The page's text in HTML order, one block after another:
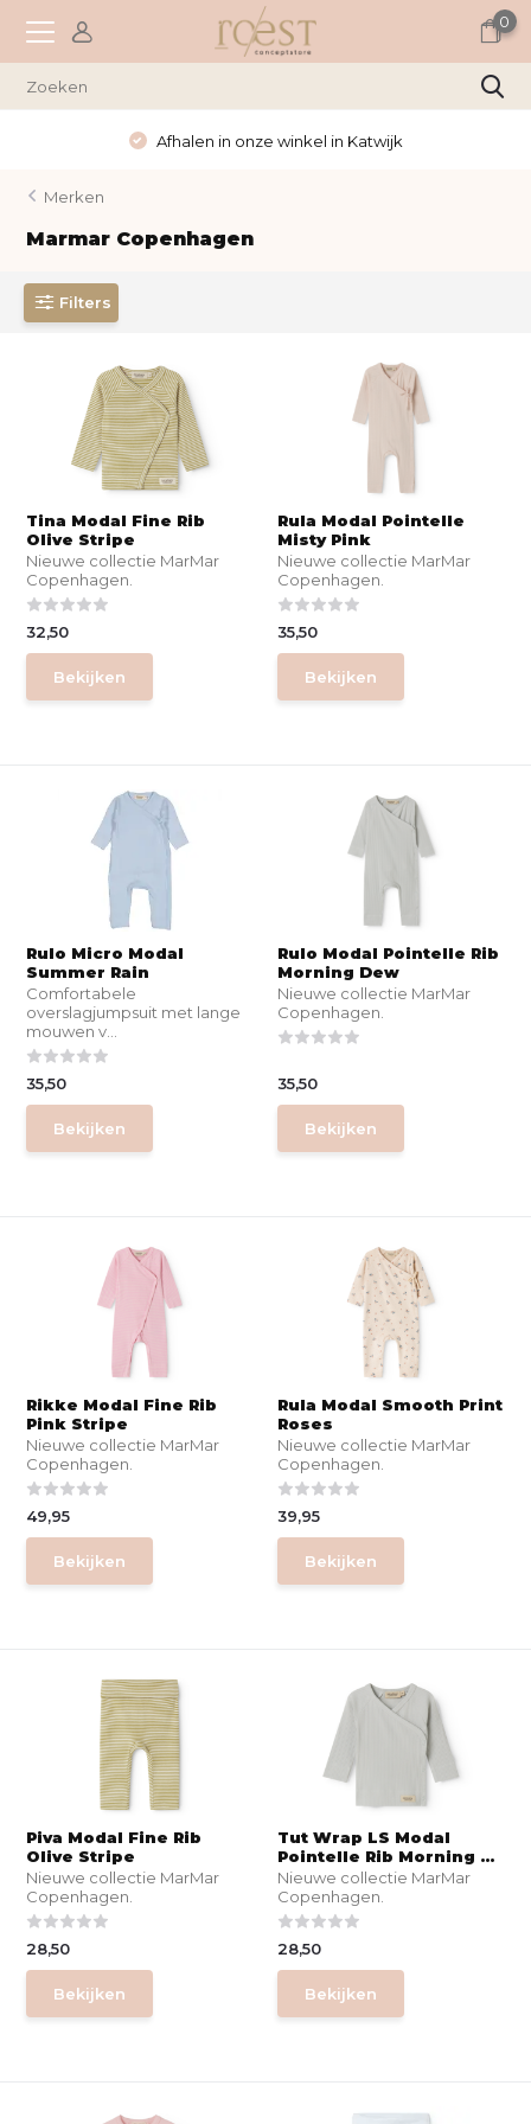
0
Afhalen in onze winkel in Katwijk
Merken
Marmar Copenhagen
Filters
Tina Modal Fine Rib
Olive Stripe
Nieuwe collectie MarMar
Copenhagen.
32,50
Bekijken
Rula Modal Pointelle
Misty Pink
Nieuwe collectie MarMar
Copenhagen.
35,50
Bekijken
Rulo Micro Modal
Summer Rain
Comfortabele
overslagjumpsuit met lange
mouwen v...
35,50
Bekijken
Rulo Modal Pointelle Rib
Morning Dew
Nieuwe collectie MarMar
Copenhagen.
35,50
Bekijken
Rikke Modal Fine Rib
Pink Stripe
Nieuwe collectie MarMar
Copenhagen.
49,95
Bekijken
Rula Modal Smooth Print
Roses
Nieuwe collectie MarMar
Copenhagen.
39,95
Bekijken
Piva Modal Fine Rib
Olive Stripe
Nieuwe collectie MarMar
Copenhagen.
28,50
Bekijken
Tut Wrap LS Modal
Pointelle Rib Morning ...
Nieuwe collectie MarMar
Copenhagen.
28,50
Bekijken